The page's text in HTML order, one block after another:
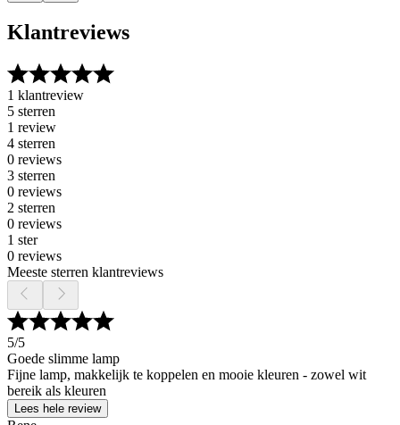
Klantreviews
1 klantreview
5 sterren
1 review
4 sterren
0 reviews
3 sterren
0 reviews
2 sterren
0 reviews
1 ster
0 reviews
Meeste sterren klantreviews
5/5
Goede slimme lamp
Fijne lamp, makkelijk te koppelen en mooie kleuren - zowel wit
bereik als kleuren
Lees hele review